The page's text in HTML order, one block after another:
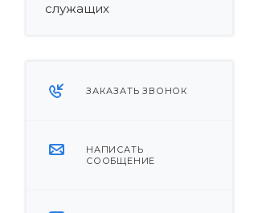
служащих
ЗАКАЗАТЬ ЗВОНОК
НАПИСАТЬ
СООБЩЕНИЕ